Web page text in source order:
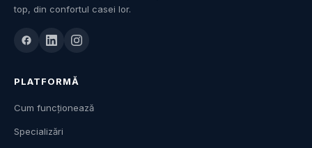
top, din confortul casei lor.
PLATFORMĂ
Cum funcționează
Specializări